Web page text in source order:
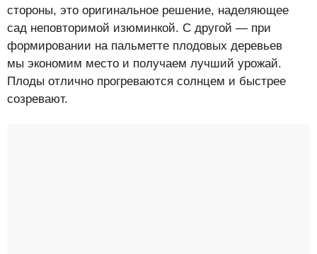
стороны, это оригинальное решение, наделяющее
сад неповторимой изюминкой. С другой — при
формировании на пальметте плодовых деревьев
мы экономим место и получаем лучший урожай.
Плоды отлично прогреваются солнцем и быстрее
созревают.